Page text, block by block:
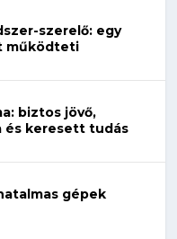
dönti
szerelő: egy
működteti
biztos jövő,
és keresett tudás
gépek